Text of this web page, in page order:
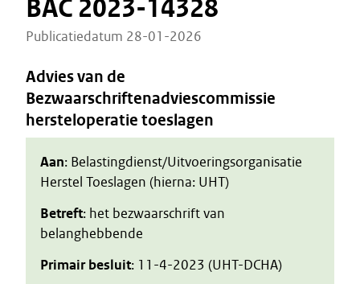
BAC 2023-14328
Publicatiedatum 28-01-2026
Advies van de
Bezwaarschriftenadviescommissie
hersteloperatie toeslagen
Aan: Belastingdienst/Uitvoeringsorganisatie
Herstel Toeslagen (hierna: UHT)
Betreft: het bezwaarschrift van
belanghebbende
Primair besluit: 11-4-2023 (UHT-DCHA)